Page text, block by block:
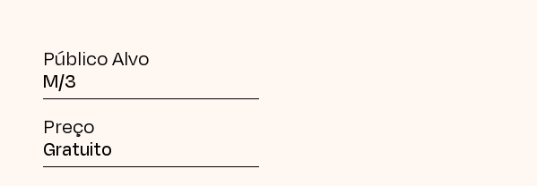
Público Alvo
M/3
Preço
Gratuito